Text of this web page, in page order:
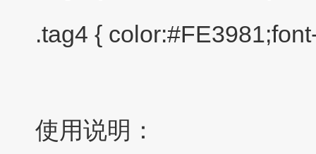
.tag4 {
使用说明：